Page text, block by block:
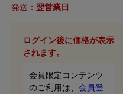
がより扱いやすい色に変わりま
発送： 翌営業日
ログイン後に価格が表示
されます。
会員限定コンテンツ
のご利用は、 会員登